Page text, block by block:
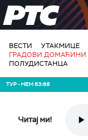
РТС
ВЕСТИ УТАКМИЦЕ
ГРАДОВИ ДОМАЋИНИ
ПОЛУДИСТАНЦА
ТУР - НЕМ 83:88
Читај ми!